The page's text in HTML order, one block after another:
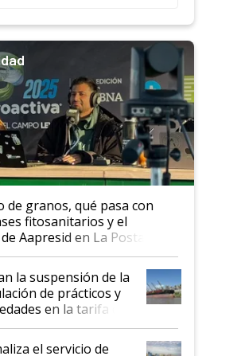
de granos, qué pasa con
fitosanitarios y el
Aapresid en La Posta
la suspensión de la
de prácticos y
en la tarifa de
el servicio de